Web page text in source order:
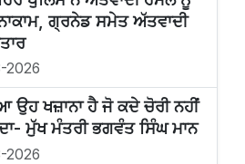
ਗ੍ਰਨੇਡ ਸਮੇਤ ਅੱਤਵਾਦੀ
2026
ਉਹ ਖਜ਼ਾਨਾ ਹੈ ਜੋ ਕਦੇ ਚੋਰੀ ਨਹੀਂ
ਮੁੱਖ ਮੰਤਰੀ ਭਗਵੰਤ ਸਿੰਘ ਮਾਨ
2026